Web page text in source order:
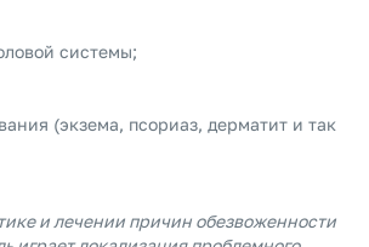
системы;
(экзема, псориаз, дерматит и так
и лечении причин обезвоженности